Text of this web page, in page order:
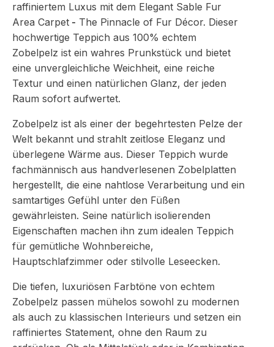
raffiniertem Luxus mit dem Elegant Sable Fur
Area Carpet - The Pinnacle of Fur Décor. Dieser
hochwertige Teppich aus 100% echtem
Zobelpelz ist ein wahres Prunkstück und bietet
eine unvergleichliche Weichheit, eine reiche
Textur und einen natürlichen Glanz, der jeden
Raum sofort aufwertet.
Zobelpelz ist als einer der begehrtesten Pelze der
Welt bekannt und strahlt zeitlose Eleganz und
überlegene Wärme aus. Dieser Teppich wurde
fachmännisch aus handverlesenen Zobelplatten
hergestellt, die eine nahtlose Verarbeitung und ein
samtartiges Gefühl unter den Füßen
gewährleisten. Seine natürlich isolierenden
Eigenschaften machen ihn zum idealen Teppich
für gemütliche Wohnbereiche,
Hauptschlafzimmer oder stilvolle Leseecken.
Die tiefen, luxuriösen Farbtöne von echtem
Zobelpelz passen mühelos sowohl zu modernen
als auch zu klassischen Interieurs und setzen ein
raffiniertes Statement, ohne den Raum zu